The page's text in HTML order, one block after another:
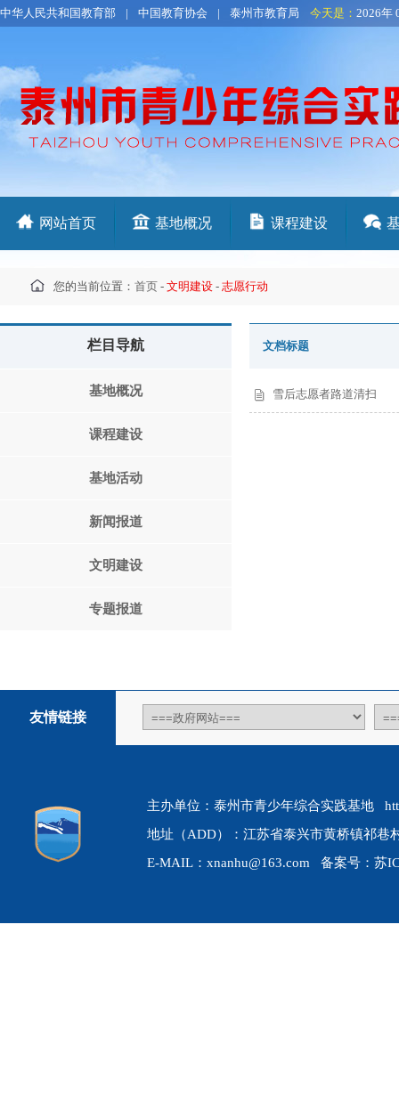
中华人民共和国教育部 | 中国教育协会 | 泰州市教育局 今天是： 2026年
网站首页 基地概况 课程建设
您的当前位置： 首页 - 文明建设 - 志愿行动
栏目导航
基地概况
课程建设
基地活动
新闻报道
文明建设
专题报道
文档标题
雪后志愿者路道清扫
友情链接
主办单位：泰州市青少年综合实践基地
地址（ADD）：江苏省泰兴市黄桥镇祁
E-MAIL：xnanhu@163.com 备案号： 苏